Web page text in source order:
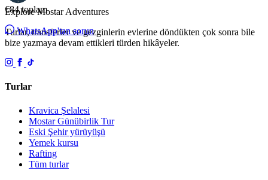
€84 toplam
WhatsApp'tan sorun
Explore MostarAdventures
Turlar, transferler ve gezginlerin evlerine döndükten çok sonra bile
bize yazmaya devam ettikleri türden hikâyeler.
Turlar
Kravica Şelalesi
Mostar Günübirlik Tur
Eski Şehir yürüyüşü
Yemek kursu
Rafting
Tüm turlar